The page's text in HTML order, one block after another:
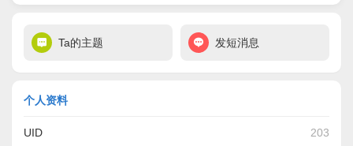
Ta的主题 发短消息
个人资料
UID 203